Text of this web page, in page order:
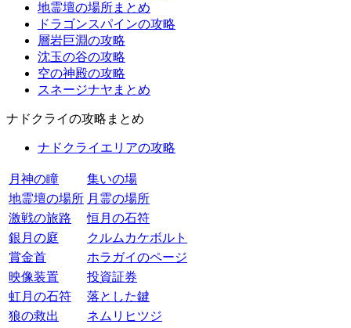
地霊壇の場所まとめ
ドラゴンスパインの攻略
層岩巨淵の攻略
沈玉の谷の攻略
空の神殿の攻略
スネージナヤまとめ
ナドクライの攻略まとめ
ナドクライエリアの攻略
月神の瞳
集いの場
地霊壇の場所 月霊の場所
激戦の旅路
恒月の石符
銀月の庭
クルムカケボルト
賞金首
ホラガイのページ
映像装置
投資証券
虹月の石符
落とした鍵
狼の救出
ネムリヒツジ